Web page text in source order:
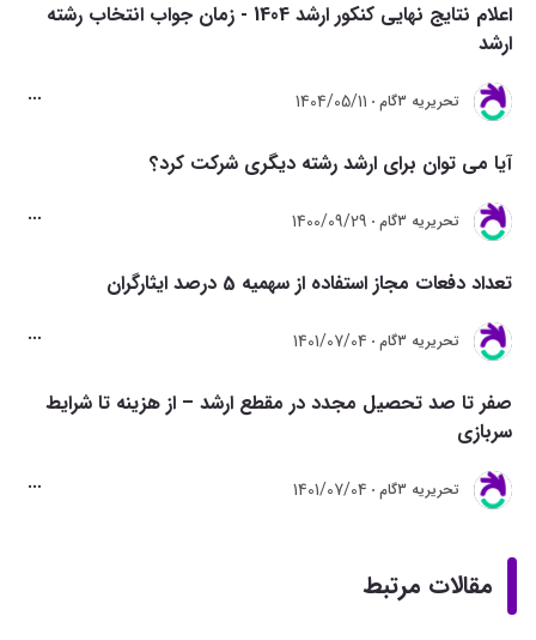
اعلام نتایج نهایی کنکور ارشد 1404 - زمان جواب انتخاب رشته
ارشد
تحريريه 3گام 1404/05/11
آیا می توان برای ارشد رشته دیگری شرکت کرد؟
تحريريه 3گام 1400/09/29
تعداد دفعات مجاز استفاده از سهمیه 5 درصد ایثارگران
تحريريه 3گام 1401/07/04
صفر تا صد تحصیل مجدد در مقطع ارشد – از هزینه تا شرایط
سربازی
تحريريه 3گام 1401/07/04
مقالات مرتبط